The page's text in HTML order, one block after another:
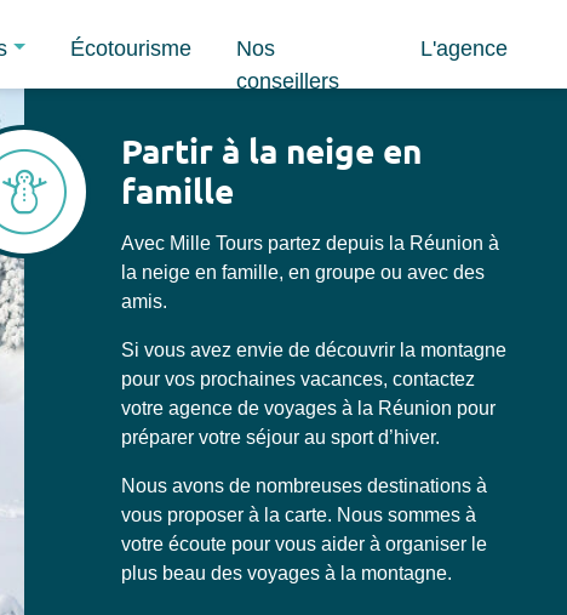
Écotourisme
Nos
conseillers
L'agence
Partir à la neige en
famille
Avec Mille Tours partez depuis la Réunion à
la neige en famille, en groupe ou avec des
amis.
Si vous avez envie de découvrir la montagne
pour vos prochaines vacances, contactez
votre agence de voyages à la Réunion pour
préparer votre séjour au sport d’hiver.
Nous avons de nombreuses destinations à
vous proposer à la carte. Nous sommes à
votre écoute pour vous aider à organiser le
plus beau des voyages à la montagne.